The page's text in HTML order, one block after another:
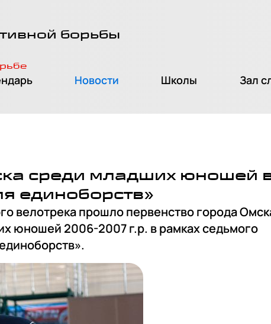
борьбы
Новости Школы Зал
среди младших юношей
единоборств»
велотрека прошло первенство города
юношей 2006-2007 г.р. в рамках седьмого